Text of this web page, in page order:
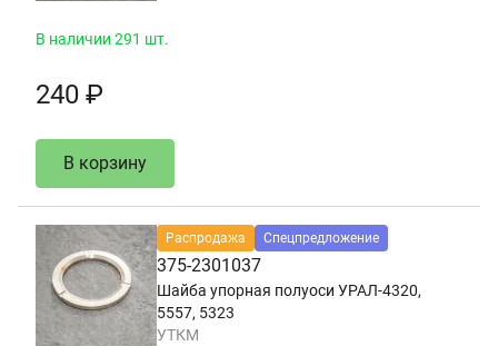
В наличии 291 шт.
240 ₽
В корзину
Распродажа Спецпредложение
375-2301037
Шайба упорная полуоси УРАЛ-4320,
5557, 5323
УТКМ